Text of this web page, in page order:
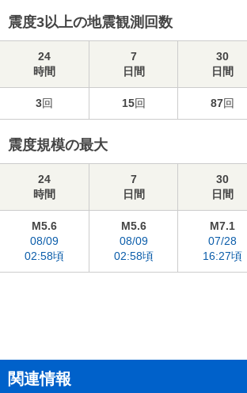
震度3以上の地震観測回数
24
時間
7
日間
30
日間
3回 15回 87回
震度規模の最大
24
時間
7
日間
30
日間
M5.6
08/09
02:58頃
M5.6
08/09
02:58頃
M7.1
07/28
16:27頃
関連情報